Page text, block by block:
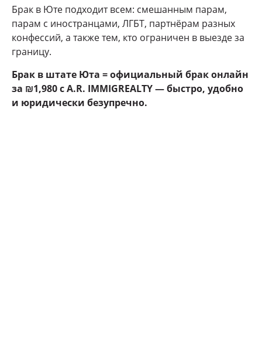
Брак в Юте подходит всем: смешанным парам,
парам с иностранцами, ЛГБТ, партнёрам разных
конфессий, а также тем, кто ограничен в выезде за
границу.
Брак в штате Юта = официальный брак онлайн
за ₪1,980 с A.R. IMMIGREALTY — быстро, удобно
и юридически безупречно.